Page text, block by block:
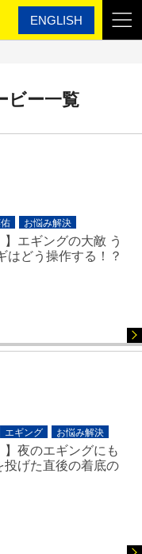
ENGLISH
ー一覧
お悩み解決
】エギングの大敵 う
はどう操作する！？
エギング お悩み解決
】夜のエギングにも
げた直後の着底の